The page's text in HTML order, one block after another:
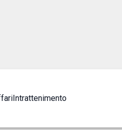
Intrattenimento